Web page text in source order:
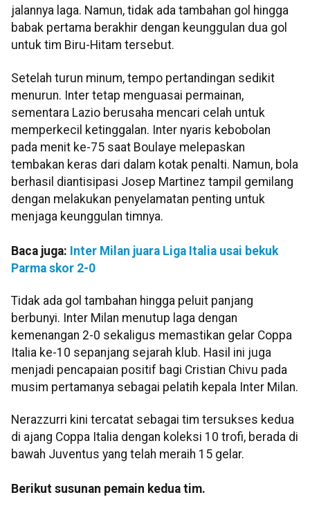
jalannya laga. Namun, tidak ada tambahan gol hingga
babak pertama berakhir dengan keunggulan dua gol
untuk tim Biru-Hitam tersebut.
Setelah turun minum, tempo pertandingan sedikit
menurun. Inter tetap menguasai permainan,
sementara Lazio berusaha mencari celah untuk
memperkecil ketinggalan. Inter nyaris kebobolan
pada menit ke-75 saat Boulaye melepaskan
tembakan keras dari dalam kotak penalti. Namun, bola
berhasil diantisipasi Josep Martinez tampil gemilang
dengan melakukan penyelamatan penting untuk
menjaga keunggulan timnya.
Baca juga: Inter Milan juara Liga Italia usai bekuk
Parma skor 2-0
Tidak ada gol tambahan hingga peluit panjang
berbunyi. Inter Milan menutup laga dengan
kemenangan 2-0 sekaligus memastikan gelar Coppa
Italia ke-10 sepanjang sejarah klub. Hasil ini juga
menjadi pencapaian positif bagi Cristian Chivu pada
musim pertamanya sebagai pelatih kepala Inter Milan.
Nerazzurri kini tercatat sebagai tim tersukses kedua
di ajang Coppa Italia dengan koleksi 10 trofi, berada di
bawah Juventus yang telah meraih 15 gelar.
Berikut susunan pemain kedua tim.